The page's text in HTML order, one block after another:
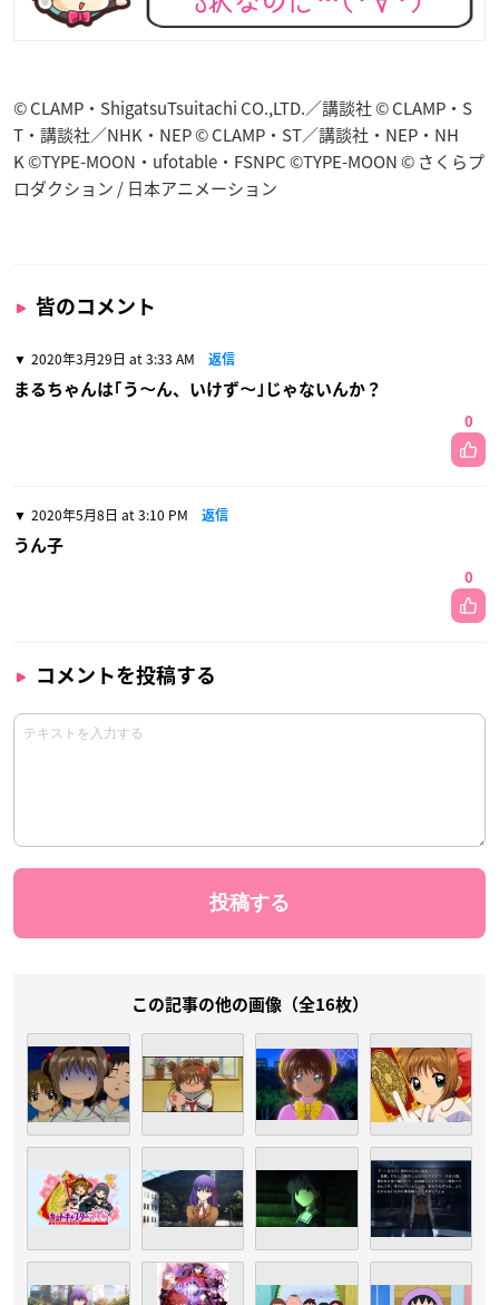
© CLAMP・ShigatsuTsuitachi CO.,LTD.／講談社 © CLAMP・S
T・講談社／NHK・NEP © CLAMP・ST／講談社・NEP・NH
K ©TYPE-MOON・ufotable・FSNPC ©TYPE-MOON © さくらプ
ロダクション / 日本アニメーション
皆のコメント
2020年3月29日 at 3:33 AM 返信
まるちゃんは｢う～ん、いけず～｣じゃないんか？
0
2020年5月8日 at 3:10 PM 返信
うん子
0
コメントを投稿する
この記事の他の画像（全16枚）